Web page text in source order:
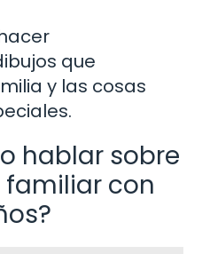
que
y las cosas
hablar sobre
con